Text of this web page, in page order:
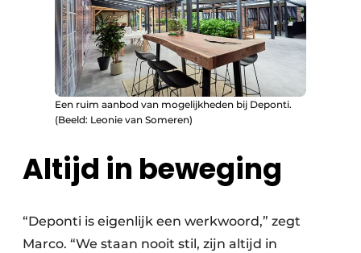
Een ruim aanbod van mogelijkheden bij Deponti.
(Beeld: Leonie van Someren)
Altijd in beweging
“Deponti is eigenlijk een werkwoord,” zegt
Marco. “We staan nooit stil, zijn altijd in